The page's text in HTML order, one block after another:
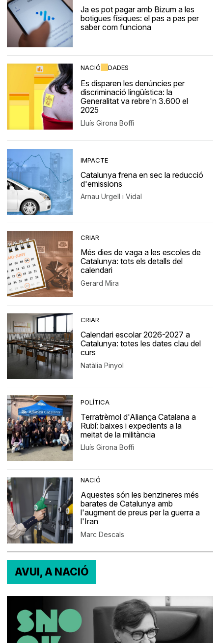
Ja es pot pagar amb Bizum a les
botigues físiques: el pas a pas per
saber com funciona
NACIÓ DADES
Es disparen les denúncies per
discriminació lingüística: la
Generalitat va rebre'n 3.600 el
2025
Lluís Girona Boffi
IMPACTE
Catalunya frena en sec la reducció
d'emissions
Arnau Urgell i Vidal
CRIAR
Més dies de vaga a les escoles de
Catalunya: tots els detalls del
calendari
Gerard Mira
CRIAR
Calendari escolar 2026-2027 a
Catalunya: totes les dates clau del
curs
Natàlia Pinyol
POLÍTICA
Terratrèmol d'Aliança Catalana a
Rubí: baixes i expedients a la
meitat de la militància
Lluís Girona Boffi
NACIÓ
Aquestes són les benzineres més
barates de Catalunya amb
l'augment de preus per la guerra a
l'Iran
Marc Descals
AVUI, A NACIÓ